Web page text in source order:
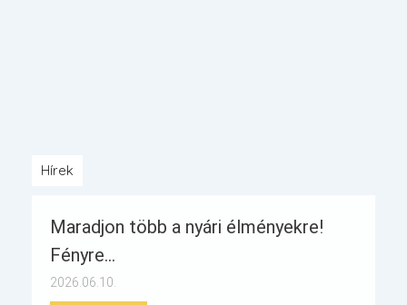
Hírek
Maradjon több a nyári élményekre!
Fényre...
2026.06.10.